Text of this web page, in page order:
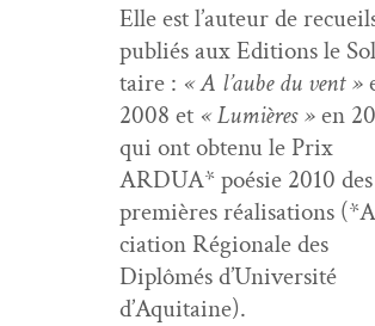
Elle est l’auteur de
pub­liés aux Edi­tions le
taire : « A l’aube du vent »
2008 et « Lumières »en
qui ont obtenu le Prix
ARDUA* poésie 2010 des
pre­mières réal­i­sa­tions
ci­a­tion Régionale des
Diplômés d’Université
d’Aquitaine).